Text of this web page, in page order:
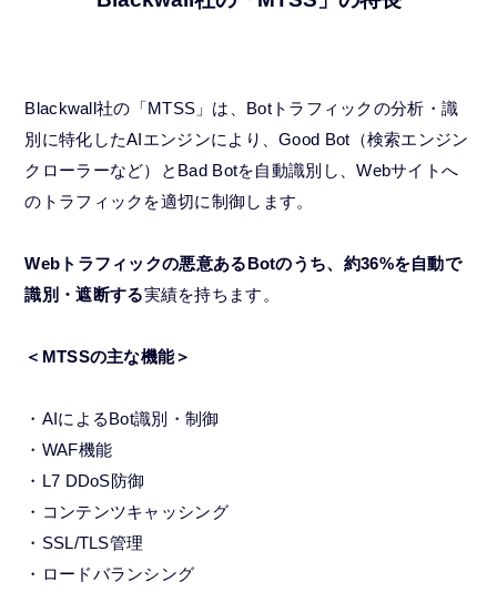
Blackwall社の「MTSS」は、Botトラフィックの分析・識
別に特化したAIエンジンにより、Good Bot（検索エンジン
クローラーなど）とBad Botを自動識別し、Webサイトへ
のトラフィックを適切に制御します。
Webトラフィックの悪意あるBotのうち、約36%を自動で
識別・遮断する実績を持ちます。
＜MTSSの主な機能＞
・AIによるBot識別・制御
・WAF機能
・L7 DDoS防御
・コンテンツキャッシング
・SSL/TLS管理
・ロードバランシング